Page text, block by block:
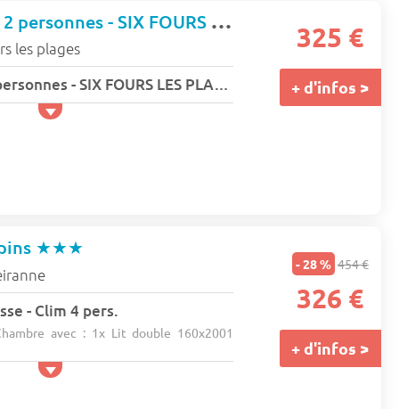
Studio - Jusqu'à 2 personnes - SIX FOURS LES PLAGES - L'armorial
les plages
Studio - Jusqu'à 2 personnes - SIX FOURS LES PLAGES - L'armorial
325 €
+ d'infos >
★★★
- Clim 4 pers.
avec : 1x Lit double 160x2001
- 28 % 454 €
326 €
+ d'infos >